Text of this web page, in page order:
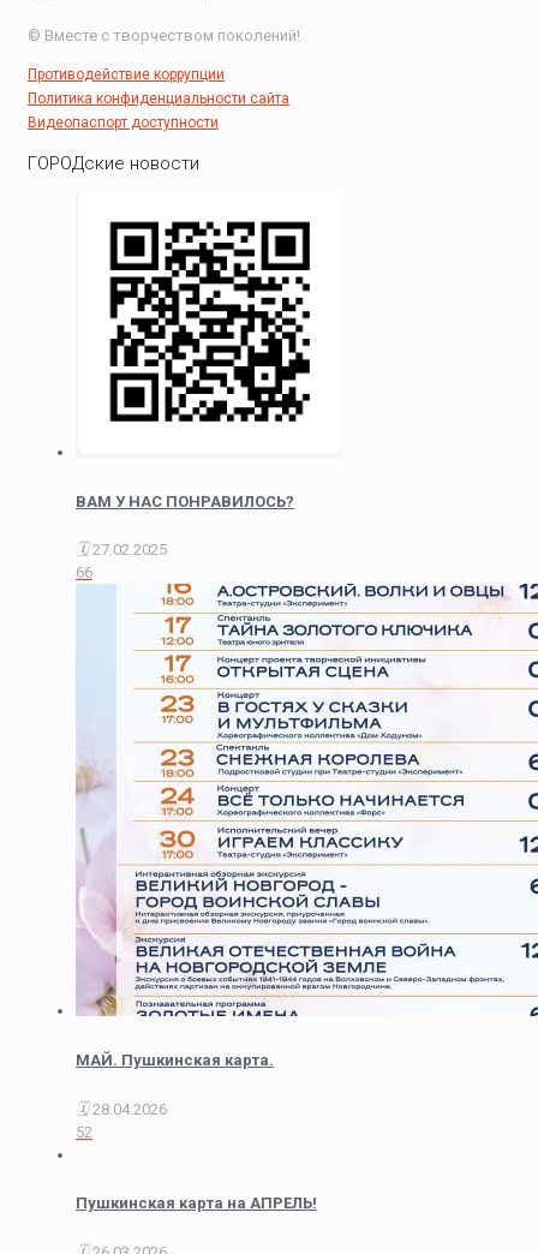
© Вместе с творчеством поколений!
Противодействие коррупции
Политика конфиденциальности сайта
Видеопаспорт доступности
ГОРОДские новости
ВАМ У НАС ПОНРАВИЛОСЬ?
27.02.2025
66
МАЙ. Пушкинская карта.
28.04.2026
52
Пушкинская карта на АПРЕЛЬ!